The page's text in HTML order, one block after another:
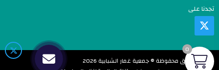
تجدنا على
جميع الحقوق محفوظة © جمعية غمار الشبابية 2026
0